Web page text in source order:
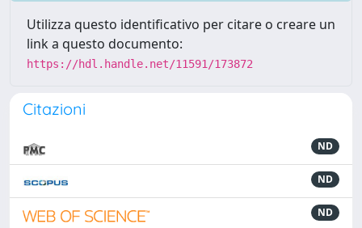
Utilizza questo identificativo per citare o creare un
link a questo documento:
https://hdl.handle.net/11591/173872
Citazioni
ND
ND
ND